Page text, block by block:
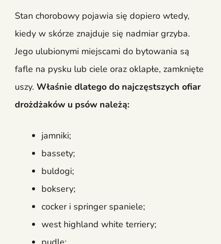
Stan chorobowy pojawia się dopiero wtedy,
kiedy w skórze znajduje się nadmiar grzyba.
Jego ulubionymi miejscami do bytowania są
fafle na pysku lub ciele oraz oklapłe, zamknięte
uszy. Właśnie dlatego do najczęstszych ofiar
drożdżaków u psów należą:
jamniki;
bassety;
buldogi;
boksery;
cocker i springer spaniele;
west highland white terriery;